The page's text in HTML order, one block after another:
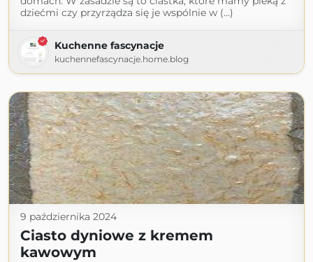
dziećmi czy przyrządza się je wspólnie w (...)
Kuchenne fascynacje
kuchennefascynacje.home.blog
9 października 2024
Ciasto dyniowe z kremem
kawowym